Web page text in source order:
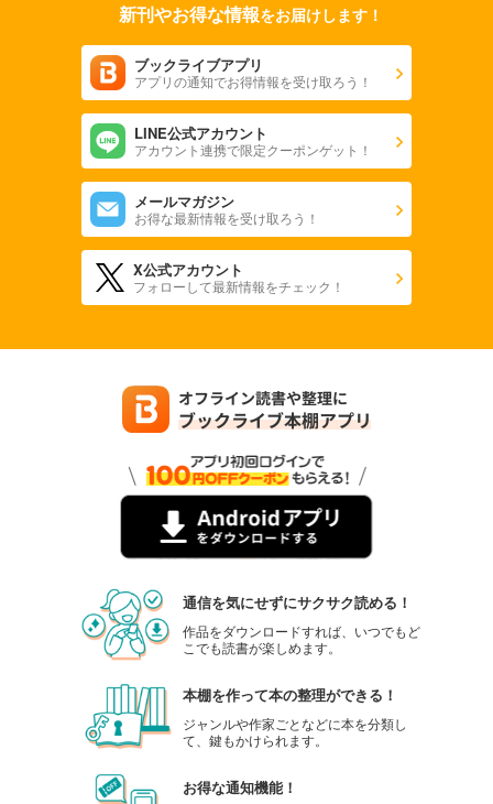
新刊やお得な情報をお届けします！
ブックライブアプリ
アプリの通知でお得情報を受け取ろう！
LINE公式アカウント
アカウント連携で限定クーポンゲット！
メールマガジン
お得な最新情報を受け取ろう！
X公式アカウント
フォローして最新情報をチェック！
通信を気にせずにサクサク読める！
作品をダウンロードすれば、いつでもど
こでも読書が楽しめます。
本棚を作って本の整理ができる！
ジャンルや作家ごとなどに本を分類し
て、鍵もかけられます。
お得な通知機能！